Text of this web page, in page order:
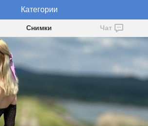
RoxyeSinner
Снимки Чат
Категории